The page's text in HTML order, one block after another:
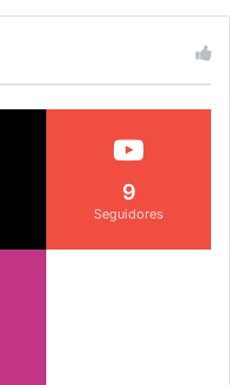
9
Seguidores